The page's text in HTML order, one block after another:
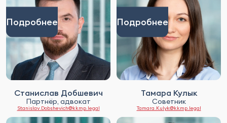
Подробнее
Станислав Добшевич
Партнёр, адвокат
Stanislav.Dobshevich@kkmp.legal
Подробнее
Тамара Кулык
Советник
Tamara.Kulyk@kkmp.legal